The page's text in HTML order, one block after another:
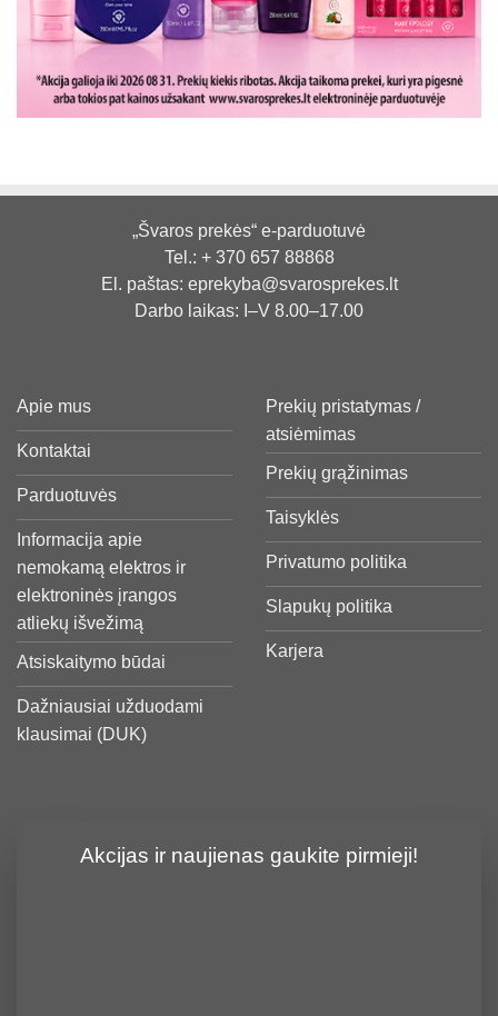
„Švaros prekės“ e-parduotuvė
Tel.: + 370 657 88868
El. paštas: eprekyba@svarosprekes.lt
Darbo laikas: I–V 8.00–17.00
Apie mus
Kontaktai
Parduotuvės
Informacija apie
nemokamą elektros ir
elektroninės įrangos
atliekų išvežimą
Atsiskaitymo būdai
Dažniausiai užduodami
klausimai (DUK)
Prekių pristatymas /
atsiėmimas
Prekių grąžinimas
Taisyklės
Privatumo politika
Slapukų politika
Karjera
Akcijas ir naujienas gaukite pirmieji!